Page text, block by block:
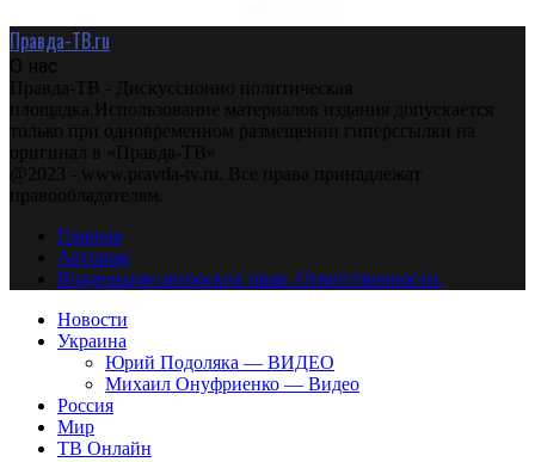
Правда-ТВ.ru
О нас
Правда-ТВ - Дискуссионно политическая
площадка.Использование материалов издания допускается
только при одновременном размещении гиперссылки на
оригинал в «Правда-ТВ»
@2023 - www.pravda-tv.ru. Все права принадлежат
правообладателям.
Главная
Авторам
Владельцам авторских прав. Ответственности.
Новости
Украина
Юрий Подоляка — ВИДЕО
Михаил Онуфриенко — Видео
Россия
Мир
ТВ Онлайн